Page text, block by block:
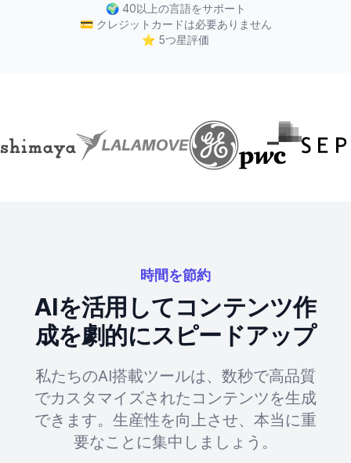
🌍 40以上の言語をサポート
💳 クレジットカードは必要ありません
⭐ 5つ星評価
時間を節約
AIを活用してコンテンツ作
成を劇的にスピードアップ
私たちのAI搭載ツールは、数秒で高品質
でカスタマイズされたコンテンツを生成
できます。生産性を向上させ、本当に重
要なことに集中しましょう。